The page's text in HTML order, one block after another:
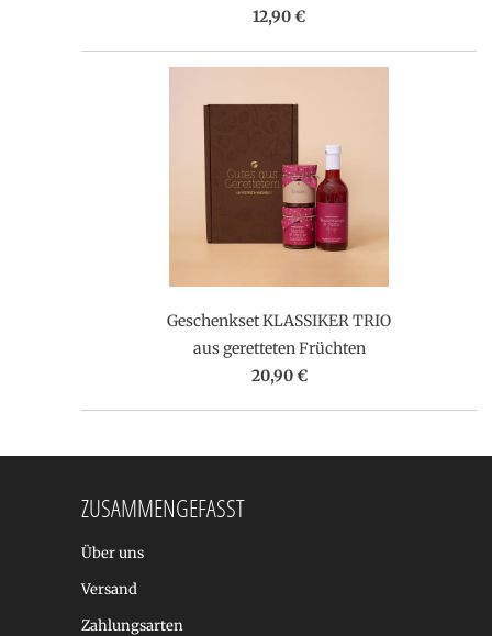
12,90 €
Geschenkset KLASSIKER TRIO
aus geretteten Früchten
20,90 €
ZUSAMMENGEFASST
Über uns
Versand
Zahlungsarten